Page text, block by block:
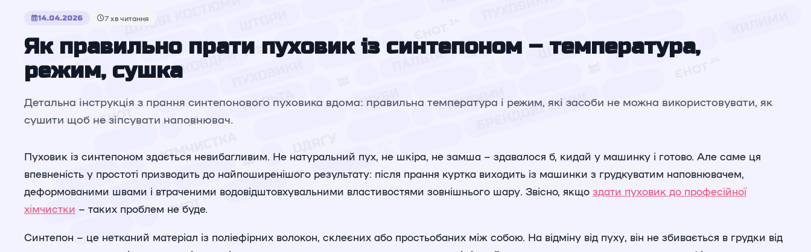
14.04.2026 7 хв читання
Як правильно прати пуховик із синтепоном – температура,
режим, сушка
Детальна інструкція з прання синтепонового пуховика вдома: правильна температура і режим, які засоби не можна використовувати, як
сушити щоб не зіпсувати наповнювач.
Пуховик із синтепоном здається невибагливим. Не натуральний пух, не шкіра, не замша – здавалося б, кидай у машинку і готово. Але саме ця
впевненість у простоті призводить до найпоширенішого результату: після прання куртка виходить із машинки з грудкуватим наповнювачем,
деформованими швами і втраченими водовідштовхувальними властивостями зовнішнього шару. Звісно, якщо здати пуховик до професійної
хімчистки – таких проблем не буде.
Синтепон – це нетканий матеріал із поліефірних волокон, склеєних або простьобаних між собою. На відміну від пуху, він не збивається в грудки від